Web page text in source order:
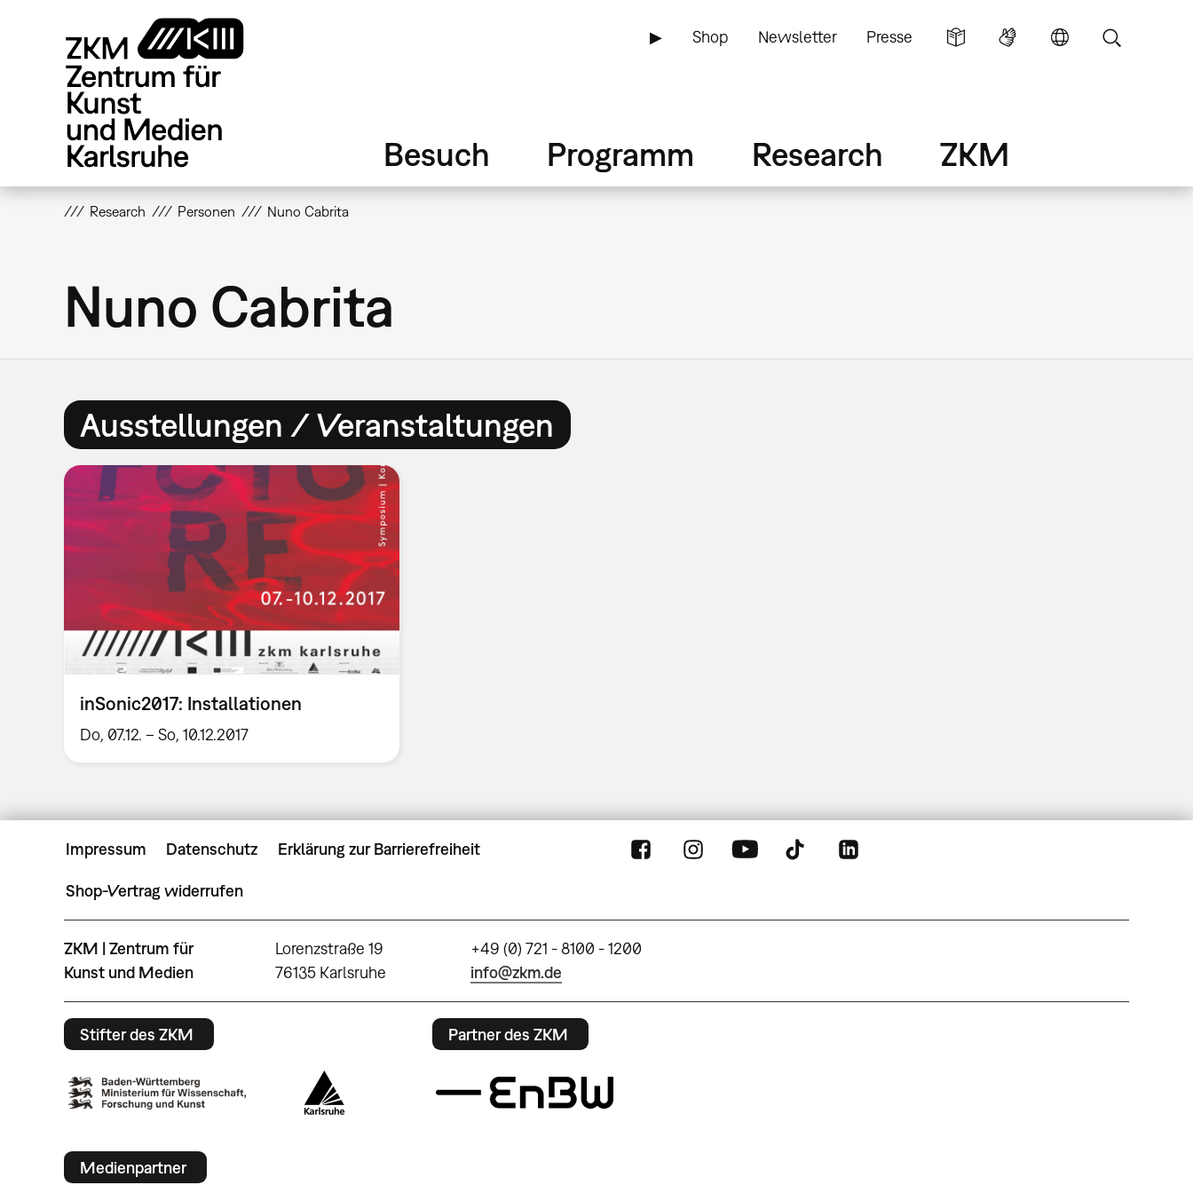
▶ Shop Newsletter Presse
Besuch Programm Research ZKM
Research Personen Nuno Cabrita
Nuno Cabrita
Ausstellungen / Veranstaltungen
inSonic2017: Installationen
Do, 07.12. – So, 10.12.2017
Impressum Datenschutz Erklärung zur Barrierefreiheit
Shop-Vertrag widerrufen
ZKM | Zentrum für
Kunst und Medien
Lorenzstraße 19
76135 Karlsruhe
+49 (0) 721 - 8100 - 1200
info@zkm.de
Stifter des ZKM Partner des ZKM
Medienpartner